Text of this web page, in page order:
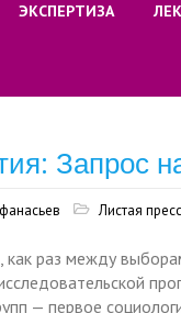
ЭКСПЕРТИЗА
Запрос
Листая
раз между
— первое